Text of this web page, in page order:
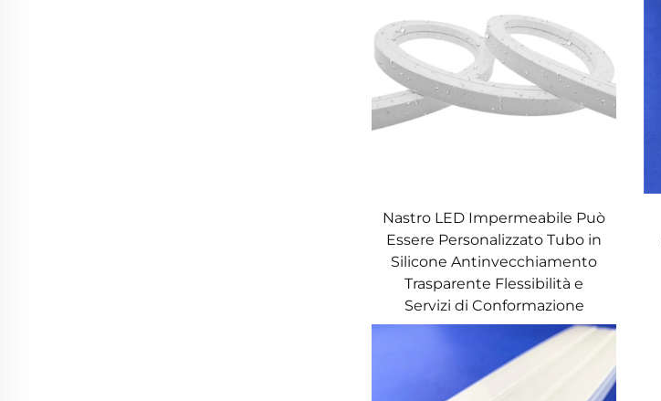
Nastro LED Impermeabile Può
Essere Personalizzato Tubo in
Silicone Antinvecchiamento
Trasparente Flessibilità e
Servizi di Conformazione